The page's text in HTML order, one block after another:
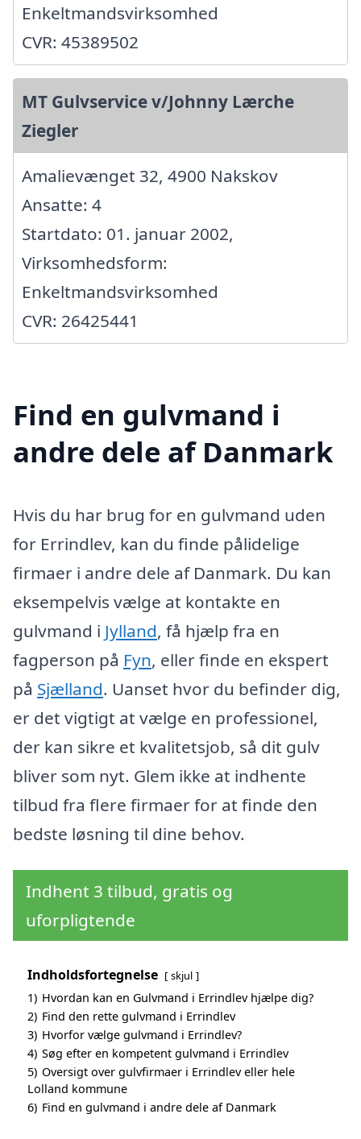
Enkeltmandsvirksomhed
CVR: 45389502
MT Gulvservice v/Johnny Lærche
Ziegler
Amalievænget 32, 4900 Nakskov
Ansatte: 4
Startdato: 01. januar 2002,
Virksomhedsform:
Enkeltmandsvirksomhed
CVR: 26425441
Find en gulvmand i
andre dele af Danmark
Hvis du har brug for en gulvmand uden
for Errindlev, kan du finde pålidelige
firmaer i andre dele af Danmark. Du kan
eksempelvis vælge at kontakte en
gulvmand i Jylland, få hjælp fra en
fagperson på Fyn, eller finde en ekspert
på Sjælland. Uanset hvor du befinder dig,
er det vigtigt at vælge en professionel,
der kan sikre et kvalitetsjob, så dit gulv
bliver som nyt. Glem ikke at indhente
tilbud fra flere firmaer for at finde den
bedste løsning til dine behov.
Indhent 3 tilbud, gratis og
uforpligtende
Indholdsfortegnelse skjul
1) Hvordan kan en Gulvmand i Errindlev hjælpe dig?
2) Find den rette gulvmand i Errindlev
3) Hvorfor vælge gulvmand i Errindlev?
4) Søg efter en kompetent gulvmand i Errindlev
5) Oversigt over gulvfirmaer i Errindlev eller hele
Lolland kommune
6) Find en gulvmand i andre dele af Danmark